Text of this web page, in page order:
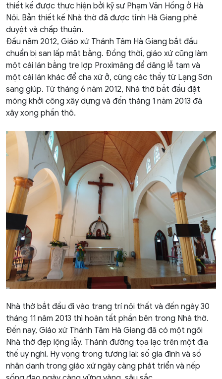
thiết kế được thực hiện bởi kỹ sư Phạm Văn Hồng ở Hà
Nội. Bản thiết kế Nhà thờ đã được tỉnh Hà Giang phê
duyệt và chấp thuận.
Đầu năm 2012, Giáo xứ Thánh Tâm Hà Giang bắt đầu
chuẩn bị san lấp mặt bằng. Đồng thời, giáo xứ cũng làm
một cái lán bằng tre lợp Proximăng để dâng lễ tạm và
một cái lán khác để cha xứ ở, cùng các thầy từ Lạng Sơn
sang giúp. Từ tháng 6 năm 2012, Nhà thờ bắt đầu đặt
móng khởi công xây dựng và đến tháng 1 năm 2013 đã
xây xong phần thô.
Nhà thờ bắt đầu đi vào trang trí nội thất và đến ngày 30
tháng 11 năm 2013 thì hoàn tất phần bên trong Nhà thờ.
Đến nay, Giáo xứ Thánh Tâm Hà Giang đã có một ngôi
Nhà thờ đẹp lộng lẫy. Thánh đường tọa lạc trên một địa
thế uy nghi. Hy vọng trong tương lai: số gia đình và số
nhân danh trong giáo xứ ngày càng phát triển và nếp